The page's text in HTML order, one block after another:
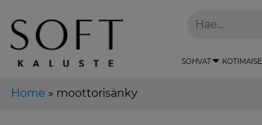
SOHVAT
Home » moottorisänky